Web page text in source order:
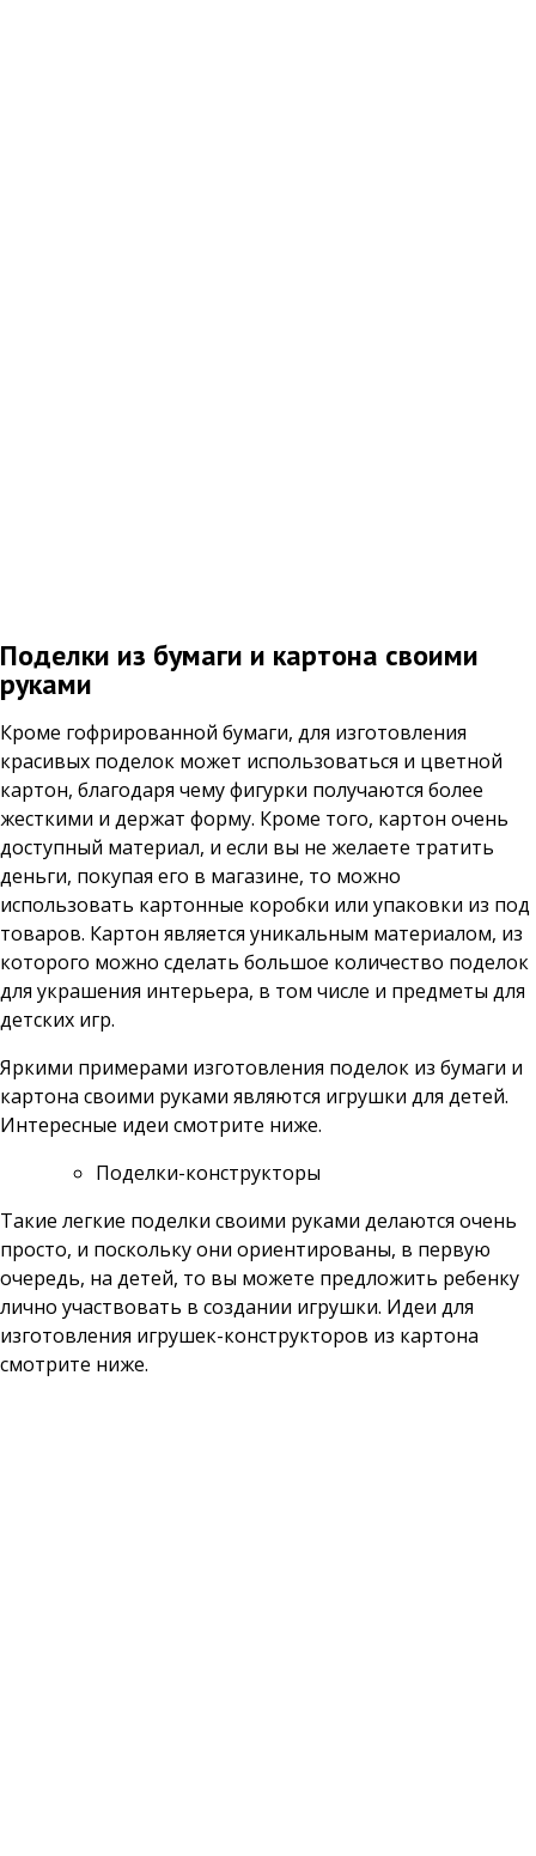
Поделки из бумаги и картона своими
руками
Кроме гофрированной бумаги, для изготовления
красивых поделок может использоваться и цветной
картон, благодаря чему фигурки получаются более
жесткими и держат форму. Кроме того, картон очень
доступный материал, и если вы не желаете тратить
деньги, покупая его в магазине, то можно
использовать картонные коробки или упаковки из под
товаров. Картон является уникальным материалом, из
которого можно сделать большое количество поделок
для украшения интерьера, в том числе и предметы для
детских игр.
Яркими примерами изготовления поделок из бумаги и
картона своими руками являются игрушки для детей.
Интересные идеи смотрите ниже.
Поделки-конструкторы
Такие легкие поделки своими руками делаются очень
просто, и поскольку они ориентированы, в первую
очередь, на детей, то вы можете предложить ребенку
лично участвовать в создании игрушки. Идеи для
изготовления игрушек-конструкторов из картона
смотрите ниже.